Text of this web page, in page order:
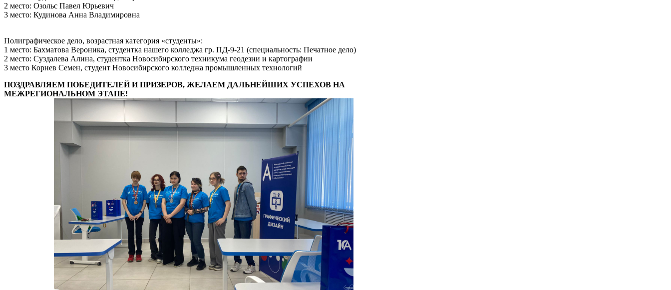
2 место: Озольс Павел Юрьевич
3 место: Кудинова Анна Владимировна
Полиграфическое дело, возрастная категория «студенты»:
1 место: Бахматова Вероника, студентка нашего колледжа гр. ПД-9-21 (специальность: Печатное дело)
2 место: Суздалева Алина, студентка Новосибирского техникума геодезии и картографии
3 место Корнев Семен, студент Новосибирского колледжа промышленных технологий
ПОЗДРАВЛЯЕМ ПОБЕДИТЕЛЕЙ И ПРИЗЕРОВ, ЖЕЛАЕМ ДАЛЬНЕЙШИХ УСПЕХОВ НА
МЕЖРЕГИОНАЛЬНОМ ЭТАПЕ!